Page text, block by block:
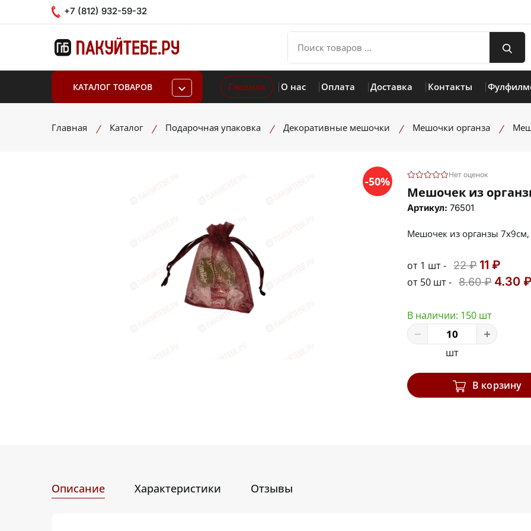
+7 (812) 932-59-32
КАТАЛОГ ТОВАРОВ Главная О нас Оплата Доставка Контакты
Главная Каталог Подарочная упаковка Декоративные мешочки Мешочки органза
-50% Нет оценок
Мешочек из
Артикул: 76501
Мешочек из органзы
от 1 шт - 22 ₽ 11 ₽
от 50 шт - 8.60 ₽ 4.30 ₽
В наличии: 150 шт
шт
В корзину
Описание Характеристики Отзывы